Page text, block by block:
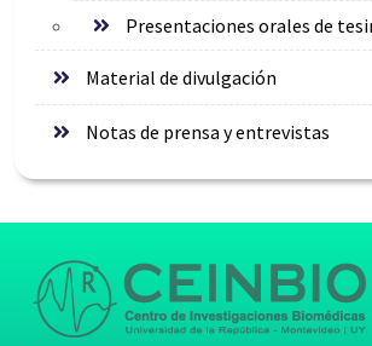
Presentaciones orales de
Material de divulgación
Notas de prensa y entrevistas